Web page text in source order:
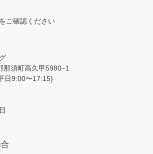
をご確認ください
須町高久甲5980−1
日9:00〜17:15)